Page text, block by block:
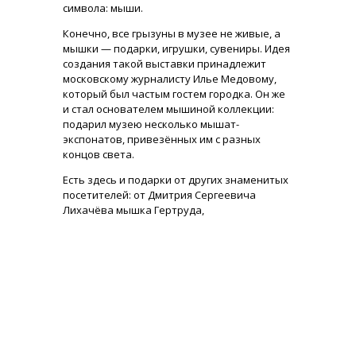
символа: мыши.
Конечно, все грызуны в музее не живые, а
мышки — подарки, игрушки, сувениры. Идея
создания такой выставки принадлежит
московскому журналисту Илье Медовому,
который был частым гостем городка. Он же
и стал основателем мышиной коллекции:
подарил музею несколько мышат-
экспонатов, привезённых им с разных
концов света.
Есть здесь и подарки от других знаменитых
посетителей: от Дмитрия Сергеевича
Лихачёва мышка Гертруда,